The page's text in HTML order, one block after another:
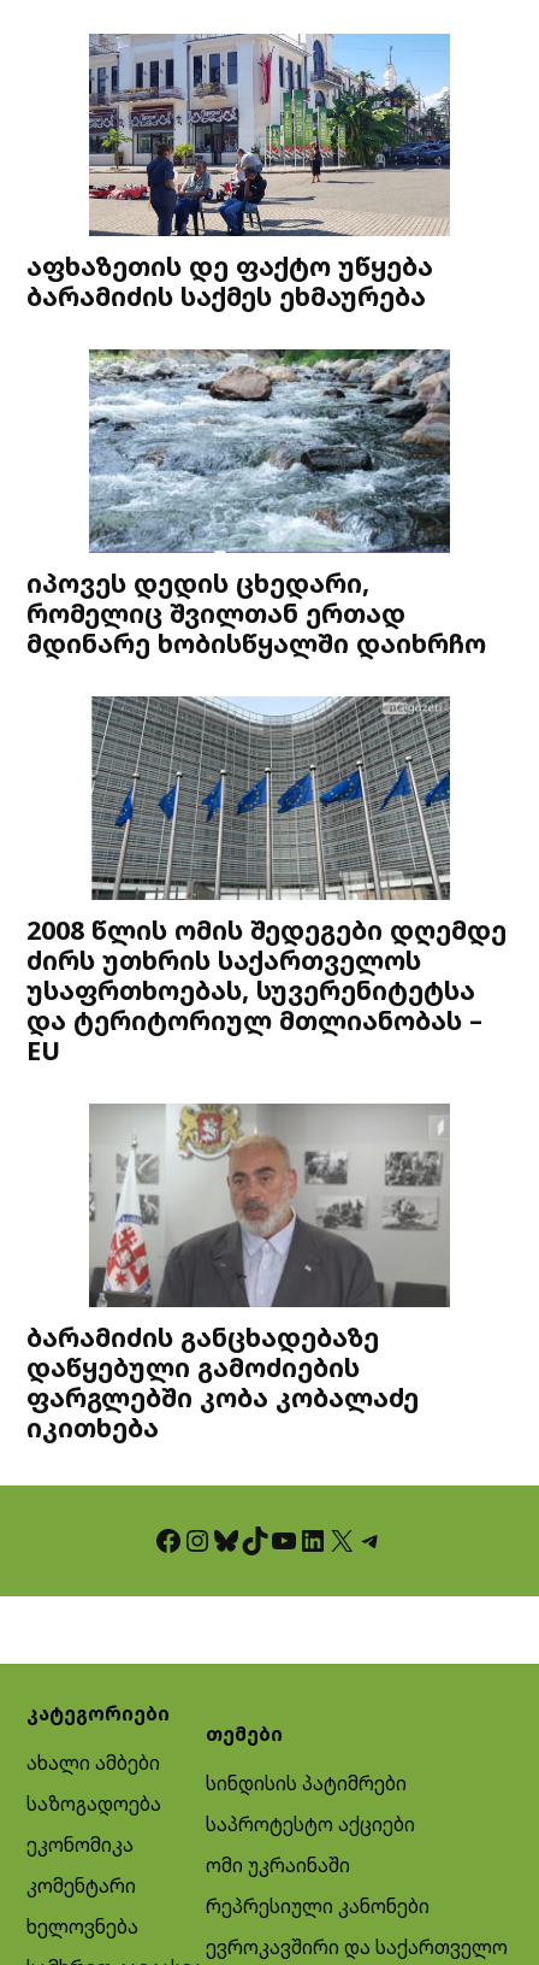
აფხაზეთის დე ფაქტო უწყება
ბარამიძის საქმეს ეხმაურება
იპოვეს დედის ცხედარი,
რომელიც შვილთან ერთად
მდინარე ხობისწყალში დაიხრჩო
2008 წლის ომის შედეგები დღემდე
ძირს უთხრის საქართველოს
უსაფრთხოებას, სუვერენიტეტსა
და ტერიტორიულ მთლიანობას –
EU
ბარამიძის განცხადებაზე
დაწყებული გამოძიების
ფარგლებში კობა კობალაძე
იკითხება
Facebook InstagramBluesky TikTok YouTube LinkedIn X Telegram
კატეგორიები
ახალი ამბები
საზოგადოება
ეკონომიკა
კომენტარი
ხელოვნება
თემები
სინდისის პატიმრები
საპროტესტო აქციები
ომი უკრაინაში
რეპრესიული კანონები
ევროკავშირი და საქართველო